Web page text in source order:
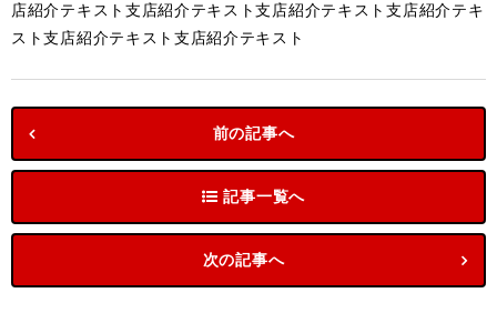
店紹介テキスト支店紹介テキスト支店紹介テキスト支店紹介テキ
スト支店紹介テキスト支店紹介テキスト
前の記事へ
記事一覧へ
次の記事へ